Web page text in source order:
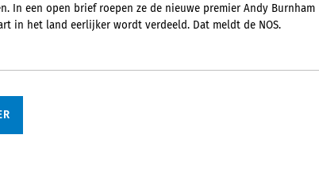
In een open brief roepen ze de nieuwe premier Andy Burnham
in het land eerlijker wordt verdeeld. Dat meldt de NOS.